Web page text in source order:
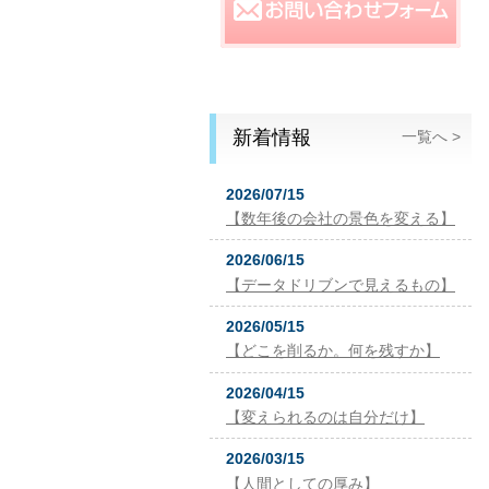
新着情報 一覧へ >
2026/07/15
【数年後の会社の景色を変える】
2026/06/15
【データドリブンで見えるもの】
2026/05/15
【どこを削るか。何を残すか】
2026/04/15
【変えられるのは自分だけ】
2026/03/15
【人間としての厚み】